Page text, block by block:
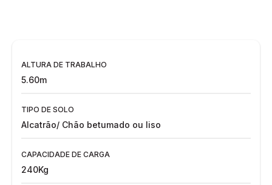
ALTURA DE TRABALHO
5.60m
TIPO DE SOLO
Alcatrão/ Chão betumado ou liso
CAPACIDADE DE CARGA
240Kg